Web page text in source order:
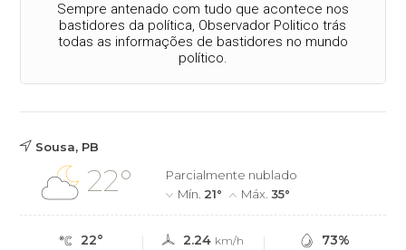
Sempre antenado com tudo que acontece nos
bastidores da política, Observador Politico trás
todas as informações de bastidores no mundo
político.
Sousa, PB
22°
Parcialmente nublado
Mín. 21° Máx.35°
22° 2.24 km/h 73%